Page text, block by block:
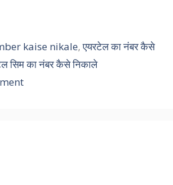
kaise nikale,एयरटेल का नंबर कैसे
सिम का नंबर कैसे निकाले